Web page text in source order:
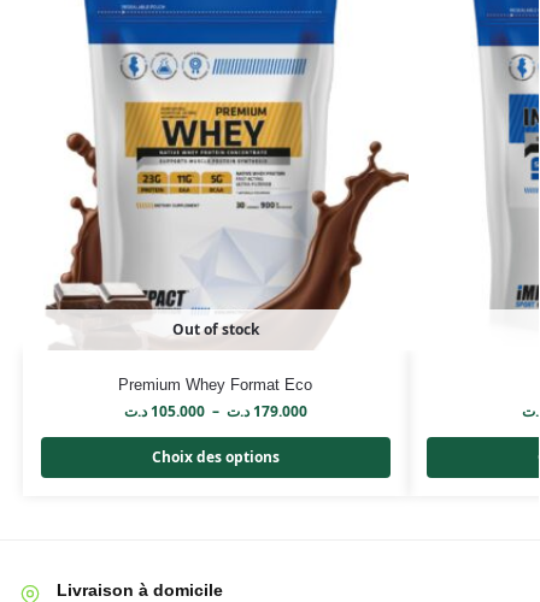
Out of stock
Premium Whey Format Eco
105.000 د.ت – 179.000 د.ت
Choix des options
Livraison à domicile